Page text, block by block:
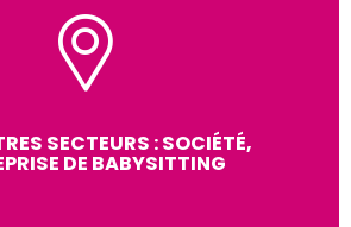
SECTEURS : SOCIÉTÉ,
DE BABYSITTING